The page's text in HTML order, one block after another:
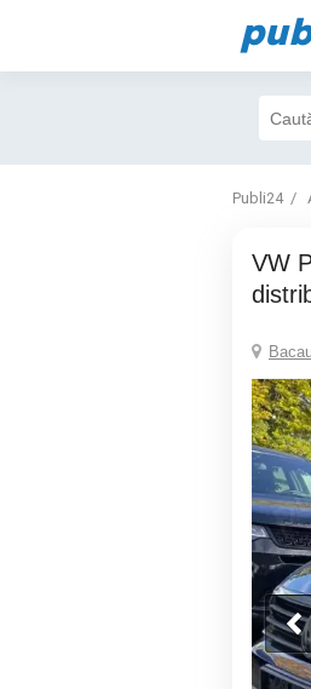
Publi24
VW Passat B8 2.0 TDI 150 CP DSG,